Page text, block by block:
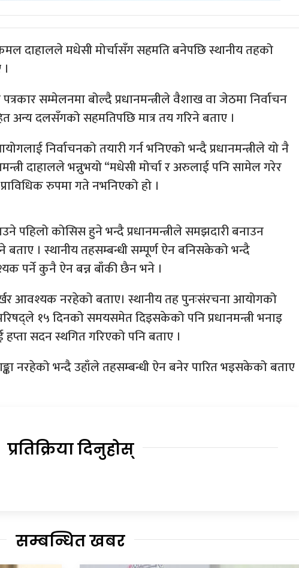
दाहालले मधेसी मोर्चासँग सहमति बनेपछि स्थानीय तहको
सम्मेलनमा बोल्दै प्रधानमन्त्रीले वैशाख वा जेठमा निर्वाचन
अन्य दलसँगको सहमतिपछि मात्र तय गरिने बताए ।
निर्वाचनको तयारी गर्न भनिएको भन्दै प्रधानमन्त्रीले यो नै
दाहालले भन्नुभयो “मधेसी मोर्चा र अरुलाई पनि सामेल गरेर
रुपमा गते नभनिएको हो ।
पहिलो कोसिस हुने भन्दै प्रधानमन्त्रीले समझदारी बनाउन
बताए । स्थानीय तहसम्बन्धी सम्पूर्ण ऐन बनिसकेको भन्दै
पर्ने कुनै ऐन बन्न बाँकी छैन भने ।
आवश्यक नरहेको बताए। स्थानीय तह पुनःसंरचना आयोगको
१५ दिनको समयसमेत दिइसकेको पनि प्रधानमन्त्री भनाइ
हप्ता सदन स्थगित गरिएको पनि बताए ।
नरहेको भन्दै उहाँले तहसम्बन्धी ऐन बनेर पारित भइसकेको बताए
प्रतिक्रिया दिनुहोस्
सम्बन्धित खबर